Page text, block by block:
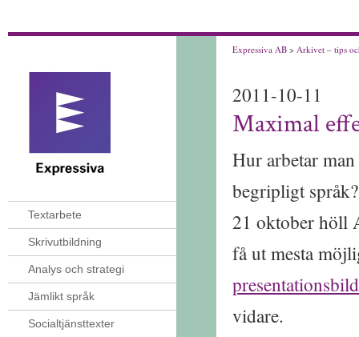
Textarbete
Skrivutbildning
Analys och strategi
Jämlikt språk
Socialtjänsttexter
Expressiva AB > Arkivet – tips
2011-10-11
Maximal
Hur arbetar
begripligt
21 oktober höll
få ut mesta
vidare.